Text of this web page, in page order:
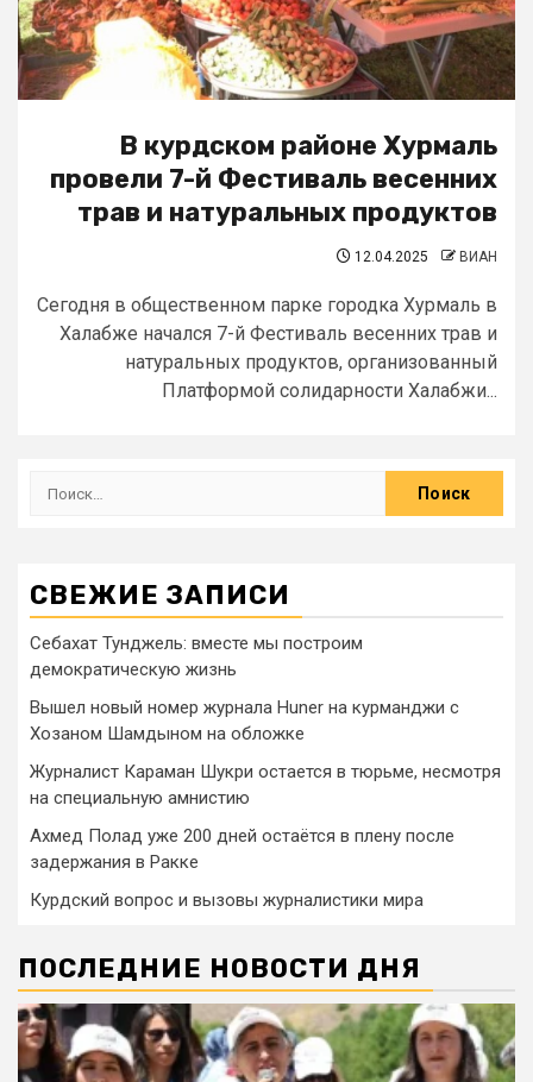
В курдском районе Хурмаль
провели 7-й Фестиваль весенних
трав и натуральных продуктов
12.04.2025 ВИАН
Сегодня в общественном парке городка Хурмаль в
Халабже начался 7-й Фестиваль весенних трав и
натуральных продуктов, организованный
Платформой солидарности Халабжи...
СВЕЖИЕ ЗАПИСИ
Себахат Тунджель: вместе мы построим
демократическую жизнь
Вышел новый номер журнала Huner на курманджи с
Хозаном Шамдыном на обложке
Журналист Караман Шукри остается в тюрьме, несмотря
на специальную амнистию
Ахмед Полад уже 200 дней остаётся в плену после
задержания в Ракке
Курдский вопрос и вызовы журналистики мира
ПОСЛЕДНИЕ НОВОСТИ ДНЯ